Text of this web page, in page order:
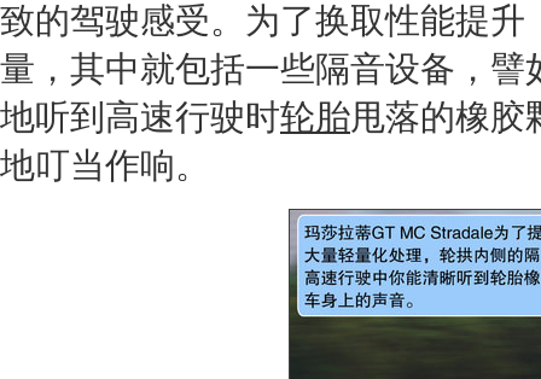
致的驾驶感受。为了换取性能提升
量，其中就包括一些隔音设备，
地听到高速行驶时轮胎甩落的橡胶
地叮当作响。